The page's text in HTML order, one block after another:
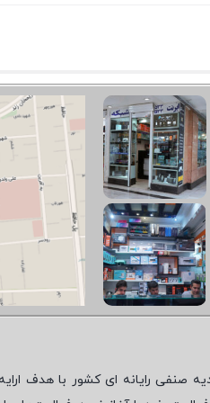
صنفی رایانه ای کشور با هدف